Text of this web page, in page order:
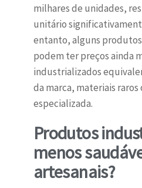
milhares de unidades,
unitário
entanto, alguns
podem ter preços ainda
industrializados
da marca, materiais
especializada.
Produtos
menos
artesanais?